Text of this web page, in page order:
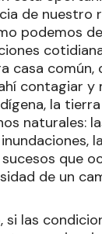
de nuestro
podemos
casa común,
contagiar y
la
naturales:
que
de un
si las